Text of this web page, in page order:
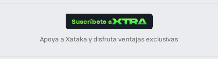
Suscríbete a
Apoya a Xataka y disfruta ventajas exclusivas